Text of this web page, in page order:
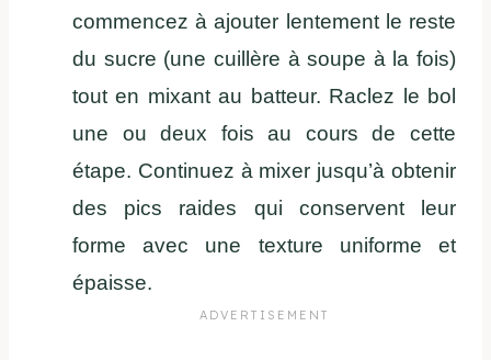
commencez à ajouter lentement le reste
du sucre (une cuillère à soupe à la fois)
tout en mixant au batteur. Raclez le bol
une ou deux fois au cours de cette
étape. Continuez à mixer jusqu’à obtenir
des pics raides qui conservent leur
forme avec une texture uniforme et
épaisse.